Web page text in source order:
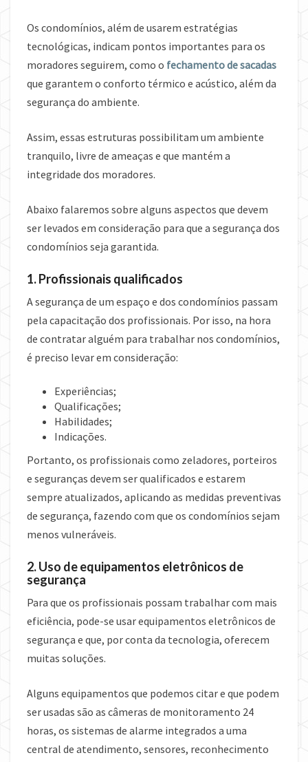
Os condomínios, além de usarem estratégias
tecnológicas, indicam pontos importantes para os
moradores seguirem, como o fechamento de sacadas
que garantem o conforto térmico e acústico, além da
segurança do ambiente.
Assim, essas estruturas possibilitam um ambiente
tranquilo, livre de ameaças e que mantém a
integridade dos moradores.
Abaixo falaremos sobre alguns aspectos que devem
ser levados em consideração para que a segurança dos
condomínios seja garantida.
1. Profissionais qualificados
A segurança de um espaço e dos condomínios passam
pela capacitação dos profissionais. Por isso, na hora
de contratar alguém para trabalhar nos condomínios,
é preciso levar em consideração:
Experiências;
Qualificações;
Habilidades;
Indicações.
Portanto, os profissionais como zeladores, porteiros
e seguranças devem ser qualificados e estarem
sempre atualizados, aplicando as medidas preventivas
de segurança, fazendo com que os condomínios sejam
menos vulneráveis.
2. Uso de equipamentos eletrônicos de
segurança
Para que os profissionais possam trabalhar com mais
eficiência, pode-se usar equipamentos eletrônicos de
segurança e que, por conta da tecnologia, oferecem
muitas soluções.
Alguns equipamentos que podemos citar e que podem
ser usadas são as câmeras de monitoramento 24
horas, os sistemas de alarme integrados a uma
central de atendimento, sensores, reconhecimento